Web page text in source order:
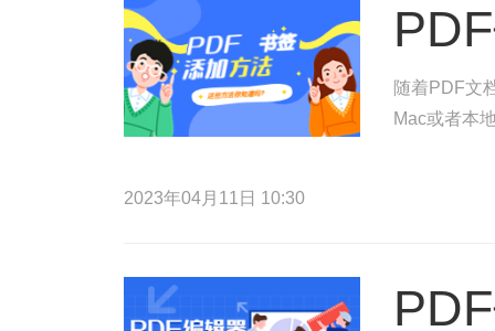
随着PDF文
Mac或者本
2023年04月11日 10:30